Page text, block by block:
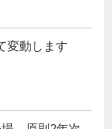
変動します